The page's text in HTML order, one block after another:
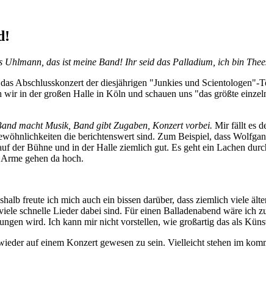
das ist meine Band! Ihr seid das Palladium, ich bin
Abschlusskonzert der diesjährigen "Junkies und Scientologen"-
in der großen Halle in Köln und schauen uns "das größte
macht Musik, Band gibt Zugaben, Konzert vorbei. Mir fällt es
die berichtenswert sind. Zum Beispiel, dass
Bühne und in der Halle ziemlich gut. Es geht ein Lachen
gehen da hoch.
freute ich mich auch ein bissen darüber, dass ziemlich viele
schnelle Lieder dabei sind. Für einen Balladenabend wäre ich
wird. Ich kann mir nicht vorstellen, wie großartig das als
auf einem Konzert gewesen zu sein. Vielleicht stehen im